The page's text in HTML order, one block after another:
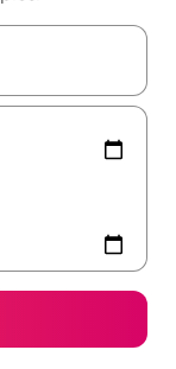
flèches vers le